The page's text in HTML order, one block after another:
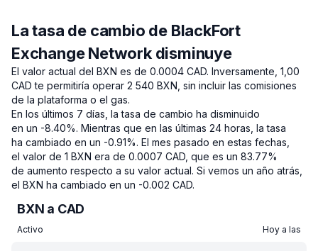
La tasa de cambio de BlackFort
Exchange Network disminuye
El valor actual del BXN es de 0.0004 CAD. Inversamente, 1,00
CAD te permitiría operar 2 540 BXN, sin incluir las comisiones
de la plataforma o el gas.
En los últimos 7 días, la tasa de cambio ha disminuido
en un -8.40%. Mientras que en las últimas 24 horas, la tasa
ha cambiado en un -0.91%. El mes pasado en estas fechas,
el valor de 1 BXN era de 0.0007 CAD, que es un 83.77%
de aumento respecto a su valor actual. Si vemos un año atrás,
el BXN ha cambiado en un -0.002 CAD.
BXN a CAD
Activo Hoy a las